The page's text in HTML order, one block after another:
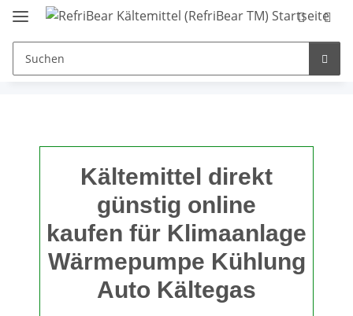
Kältemittel direkt
günstig online
kaufen für Klimaanlage
Wärmepumpe Kühlung
Auto Kältegas